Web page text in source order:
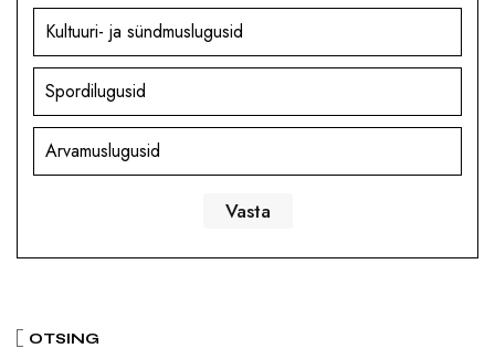
Kultuuri- ja sündmuslugusid
Spordilugusid
Arvamuslugusid
OTSING